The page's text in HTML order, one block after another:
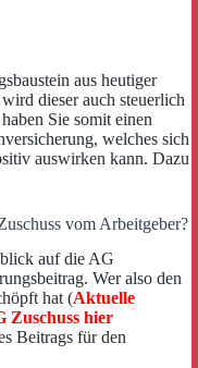
aus heutiger
dieser auch steuerlich
Sie somit einen
welches sich
auswirken kann. Dazu
vom Arbeitgeber?
auf die AG
Wer also den
hat (Aktuelle
Zuschuss hier
Beitrags für den